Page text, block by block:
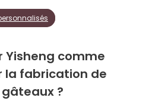
Yisheng comme
la fabrication de
?